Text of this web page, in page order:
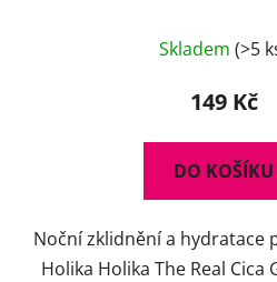
Skladem(>5
149 Kč
DO KOŠÍKU
Noční zklidnění a hydratace
Holika Holika The Real Cica